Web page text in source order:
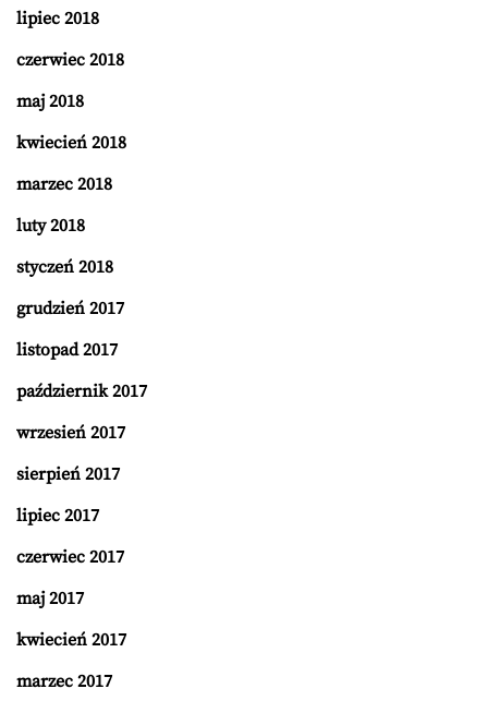
lipiec 2018
czerwiec 2018
maj 2018
kwiecień 2018
marzec 2018
luty 2018
styczeń 2018
grudzień 2017
listopad 2017
październik 2017
wrzesień 2017
sierpień 2017
lipiec 2017
czerwiec 2017
maj 2017
kwiecień 2017
marzec 2017